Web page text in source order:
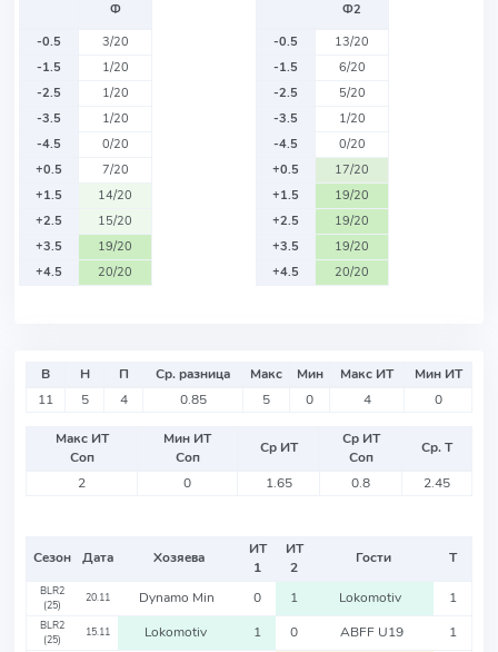
Ф
-0.5
3/20
-1.5
1/20
-2.5
1/20
-3.5
1/20
-4.5
0/20
+0.5
7/20
+1.5
14/20
+2.5
15/20
+3.5
19/20
+4.5
20/20
Ф2
-0.5
13/20
-1.5
6/20
-2.5
5/20
-3.5
1/20
-4.5
0/20
+0.5
17/20
+1.5
19/20
+2.5
19/20
+3.5
19/20
+4.5
20/20
В Н П Ср. разница Макс Мин Макс ИТ
Мин ИТ
11
5 4 0.85 5 0 4 0
Макс ИТ
Соп
Мин ИТ
Соп
Ср ИТ
Ср ИТ
Соп
Ср. Т
2
0 1.65 0.8 2.45
Сезон Дата Хозяева
ИТ
1
ИТ
2
Гости Т
BLR2
(25)
20.11 Dynamo Min 0 1 Lokomotiv 1
BLR2
(25)
15.11 Lokomotiv 1 0 ABFF U19 1